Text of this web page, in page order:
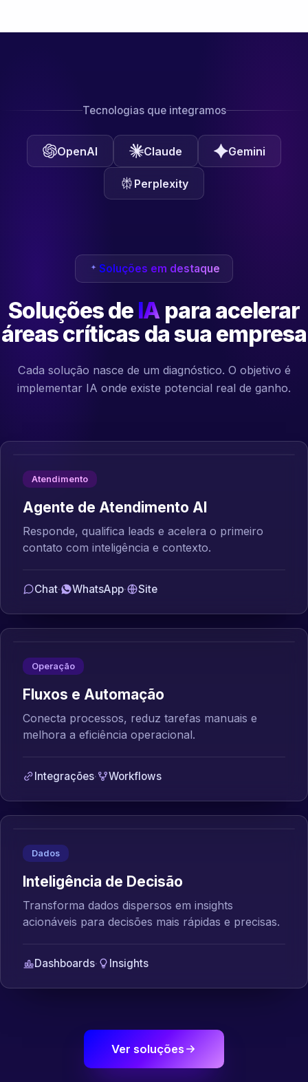
Tecnologias que integramos
OpenAI Claude Gemini
Perplexity
Soluções em destaque
Soluções de IA para acelerar
áreas críticas da sua empresa
Cada solução nasce de um diagnóstico. O objetivo é
implementar IA onde existe potencial real de ganho.
Atendimento
Agente de Atendimento AI
Responde, qualifica leads e acelera o primeiro
contato com inteligência e contexto.
Chat· WhatsApp· Site
Operação
Fluxos e Automação
Conecta processos, reduz tarefas manuais e
melhora a eficiência operacional.
Integrações· Workflows
Dados
Inteligência de Decisão
Transforma dados dispersos em insights
acionáveis para decisões mais rápidas e precisas.
Dashboards· Insights
Ver soluções